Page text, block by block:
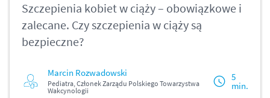
Szczepienia kobiet w ciąży – obowiązkowe i
zalecane. Czy szczepienia w ciąży są
bezpieczne?
Marcin Rozwadowski
Pediatra, Członek Zarządu Polskiego Towarzystwa
Wakcynologii
5
min.